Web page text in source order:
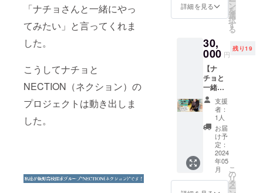
「ナチョさんと一緒にやっ
てみたい」と言ってくれま
した。
こうしてナチョと
NECTION（ネクション）の
プロジェクトは動き出しま
した。
せてい
ただき
ティン
グの
URLも
その際
にメー
ルにて
送らせ
ていた
だきま
す。 ・
チケッ
トの有
効期
限
2024年
ナーも
しい時
間を過
ごせる
こと間
違いな
しで
す！！
・実施
時期
2024年
2月〜5
月ごろ
（要予
約なの
でメー
い。 パ
ヨーグ
ルトに
も美味
しくい
ただけ
ます。
ぜひこ
の機会
にお試
しくだ
さい。
内容：
たまご
バター
(70g/
き！）
】 アウ
ション
を拠点
にえび
の市の
観光名
所をEマ
ウンテ
ンバイ
クで巡
るサイ
クリン
グで
す。
コース
はいく
つかあ
詳細を見る ン
を
選
択
す
る
30,
000 円
残り19
【ナ
チョと
一緒に
レザー
レザー
クラフ
トでき
る権
利】 ナ
チョと
レザー
アイテ
ム製作
できる
支援
者：
1人
お届
け予
定：
2024
年05
月
こ
の
リ
タ
ー